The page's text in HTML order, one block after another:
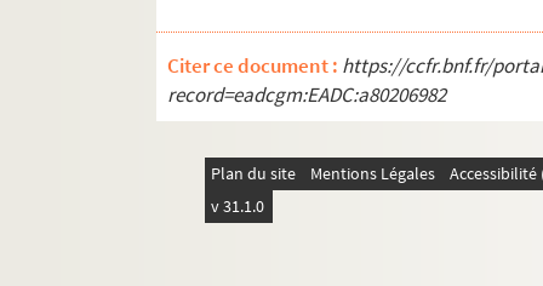
Ms Chiflet 45. « Tome 4 de papiers
Ms Chiflet 46. « Tome 6 de papiers
Ms Chiflet 48. Testaments et épitaphes
Ms Chiflet 49. Reliques et épitaphes des
Citer ce document : https://ccfr.bnf.fr/
record=eadcgm:EADC:a80206982
Plan du site Mentions Légales
v 31.1.0